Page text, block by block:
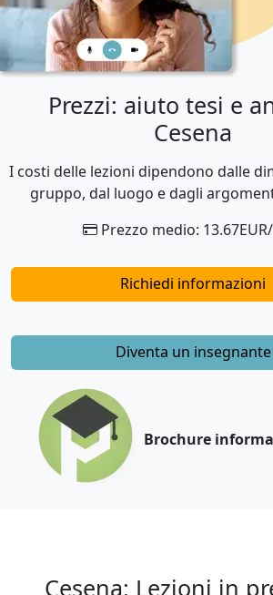
Prezzi: aiuto tesi e
Cesena
I costi delle lezioni dipendono dalle
gruppo, dal luogo e dagli
Prezzo medio:
Richiedi informazioni
Diventa un insegnante
Brochure
Cesena: Lezioni in